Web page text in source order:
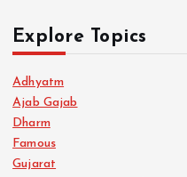
Explore Topics
Adhyatm
Ajab Gajab
Dharm
Famous
Gujarat